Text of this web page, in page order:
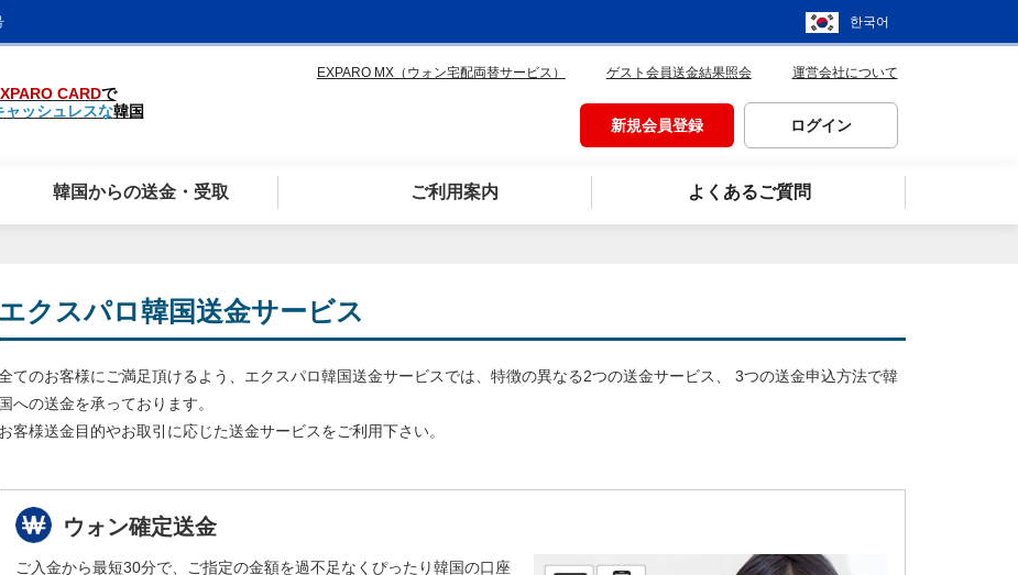
한국어
CARDで
ャッシュレスな韓国
EXPARO MX（ウォン宅配両替サービス） ゲスト会員送金結果照会 運営会社について
新規会員登録 ログイン
韓国からの送金・受取 ご利用案内 よくあるご質問
エクスパロ韓国送金サービス
てのお客様にご満足頂けるよう、エクスパロ韓国送金サービスでは、特徴の異なる2つの送金サービス、 3つの送金申込方法で韓
国への送金を承っております。
お客様送金目的やお取引に応じた送金サービスをご利用下さい。
ウォン確定送金
ご入金から最短30分で、ご指定の金額を過不足なくぴったり韓国の口座